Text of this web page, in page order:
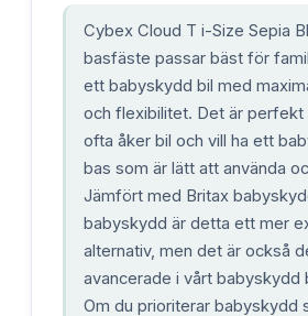
Cybex Cloud T i-Size Sepia
basfäste passar bäst för
ett babyskydd bil med
och flexibilitet. Det är
ofta åker bil och vill ha ett
bas som är lätt att använda
Jämfört med Britax
babyskydd är detta ett mer
alternativ, men det är också
avancerade i vårt babyskydd
Om du prioriterar babyskydd